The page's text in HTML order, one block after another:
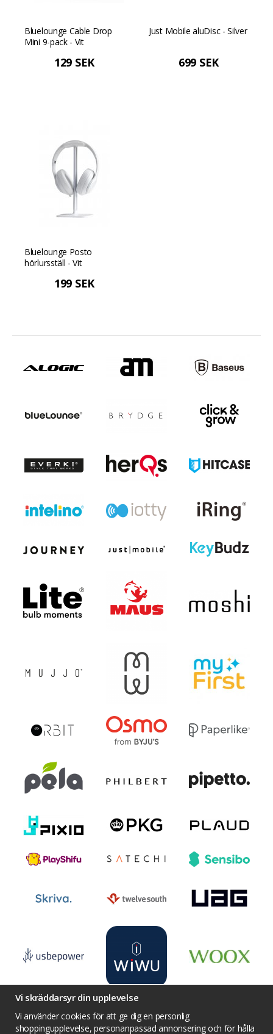
Bluelounge Cable Drop
Mini 9-pack - Vit
129 SEK
Just Mobile aluDisc - Silver
699 SEK
Bluelounge Posto
hörlursställ - Vit
199 SEK
Vi skräddarsyr din upplevelse
Vi använder cookies för att ge dig en personlig
shoppingupplevelse, personanpassad annonsering och för hålla